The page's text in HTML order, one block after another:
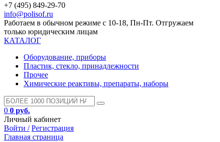
+7 (495) 849-29-70
info@polisof.ru
Работаем в обычном режиме с 10-18, Пн-Пт. Отгружаем
только юридическим лицам
КАТАЛОГ
Оборудование, приборы
Пластик, стекло, принадлежности
Прочее
Химические реактивы, препараты, наборы
0 0 руб.
Личный кабинет
Войти / Регистрация
Главная страница